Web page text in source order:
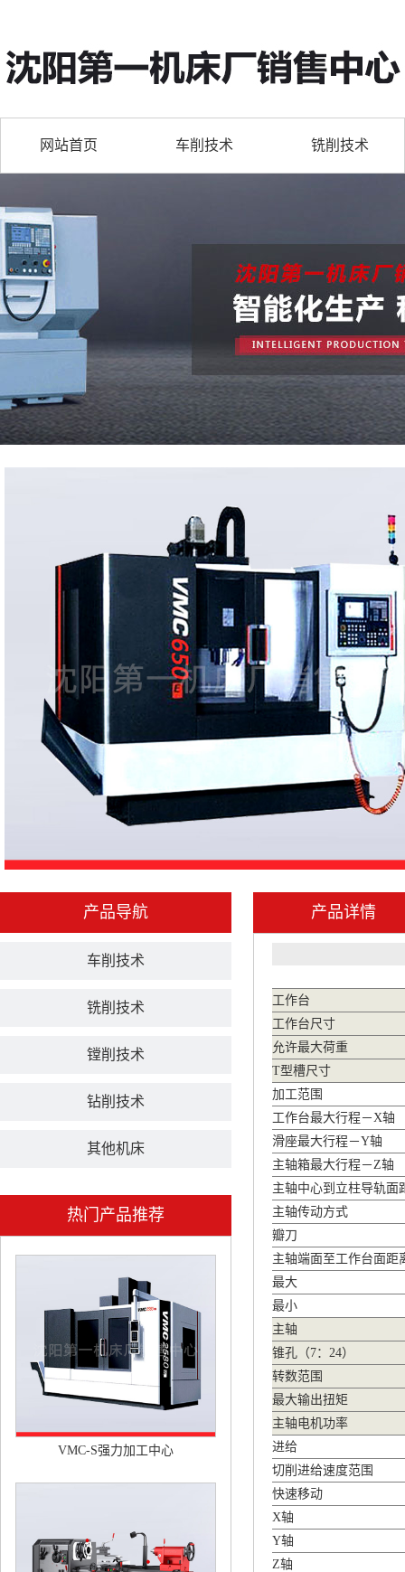
网站首页 车削技术 铣削技术
产品导航
车削技术
铣削技术
镗削技术
钻削技术
其他机床
热门产品推荐
VMC-S强力加工中心
产品详情
工作台
工作台尺寸
允许最大荷重
T型槽尺寸
加工范围
工作台最大行程－X轴
滑座最大行程－Y轴
主轴箱最大行程－Z轴
主轴中心到立柱导轨面
主轴传动方式
瓣刀
主轴端面至工作台面距
最大
最小
主轴
锥孔（7：24）
转数范围
最大输出扭矩
主轴电机功率
进给
切削进给速度范围
快速移动
X轴
Y轴
Z轴